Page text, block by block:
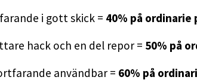
i gott skick = 40% på ordinarie
hack och en del repor = 50% på
användbar = 60% på